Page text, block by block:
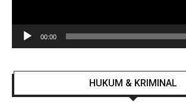
00:00
HUKUM & KRIMINAL